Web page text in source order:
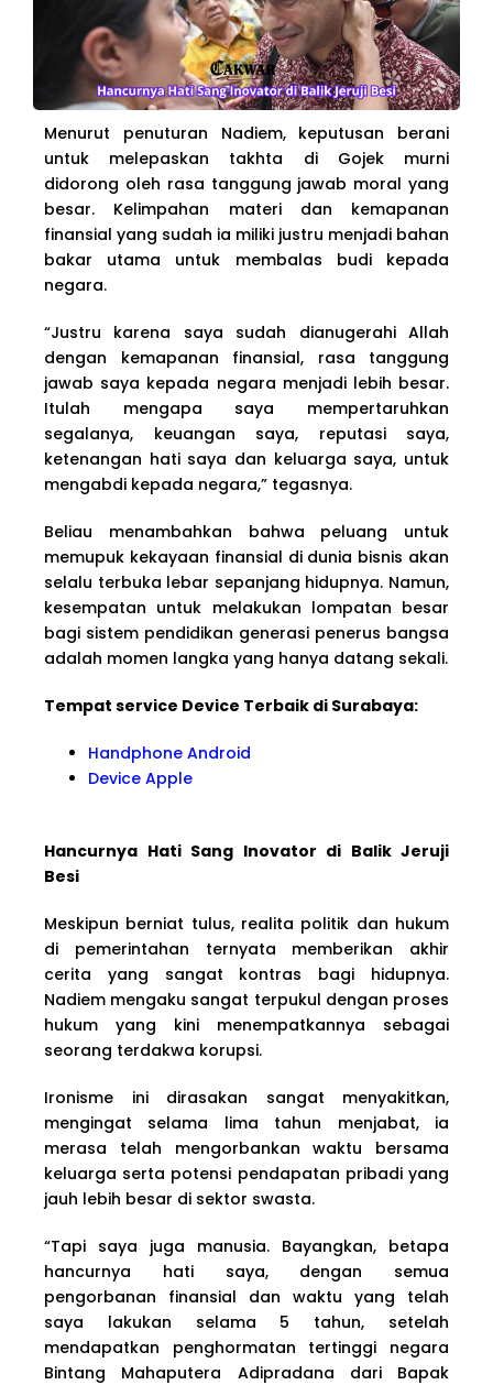
Menurut penuturan Nadiem, keputusan berani
untuk melepaskan takhta di Gojek murni
didorong oleh rasa tanggung jawab moral yang
besar. Kelimpahan materi dan kemapanan
finansial yang sudah ia miliki justru menjadi bahan
bakar utama untuk membalas budi kepada
negara.
“Justru karena saya sudah dianugerahi Allah
dengan kemapanan finansial, rasa tanggung
jawab saya kepada negara menjadi lebih besar.
Itulah mengapa saya mempertaruhkan
segalanya, keuangan saya, reputasi saya,
ketenangan hati saya dan keluarga saya, untuk
mengabdi kepada negara,” tegasnya.
Beliau menambahkan bahwa peluang untuk
memupuk kekayaan finansial di dunia bisnis akan
selalu terbuka lebar sepanjang hidupnya. Namun,
kesempatan untuk melakukan lompatan besar
bagi sistem pendidikan generasi penerus bangsa
adalah momen langka yang hanya datang sekali.
Tempat service Device Terbaik di Surabaya:
Handphone Android
Device Apple
Hancurnya Hati Sang Inovator di Balik Jeruji
Besi
Meskipun berniat tulus, realita politik dan hukum
di pemerintahan ternyata memberikan akhir
cerita yang sangat kontras bagi hidupnya.
Nadiem mengaku sangat terpukul dengan proses
hukum yang kini menempatkannya sebagai
seorang terdakwa korupsi.
Ironisme ini dirasakan sangat menyakitkan,
mengingat selama lima tahun menjabat, ia
merasa telah mengorbankan waktu bersama
keluarga serta potensi pendapatan pribadi yang
jauh lebih besar di sektor swasta.
“Tapi saya juga manusia. Bayangkan, betapa
hancurnya hati saya, dengan semua
pengorbanan finansial dan waktu yang telah
saya lakukan selama 5 tahun, setelah
mendapatkan penghormatan tertinggi negara
Bintang Mahaputera Adipradana dari Bapak